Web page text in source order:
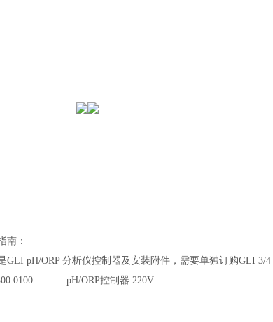
南：
GLI pH/ORP 分析仪控制器及安装附件，需要单独订购GLI 3/4
pH/ORP控制器 220V